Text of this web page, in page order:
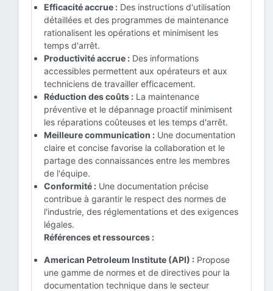
Efficacité accrue : Des instructions d'utilisation
détaillées et des programmes de maintenance
rationalisent les opérations et minimisent les
temps d'arrêt.
Productivité accrue : Des informations
accessibles permettent aux opérateurs et aux
techniciens de travailler efficacement.
Réduction des coûts : La maintenance
préventive et le dépannage proactif minimisent
les réparations coûteuses et les temps d'arrêt.
Meilleure communication : Une documentation
claire et concise favorise la collaboration et le
partage des connaissances entre les membres
de l'équipe.
Conformité : Une documentation précise
contribue à garantir le respect des normes de
l'industrie, des réglementations et des exigences
légales.
Références et ressources :
American Petroleum Institute (API) : Propose
une gamme de normes et de directives pour la
documentation technique dans le secteur